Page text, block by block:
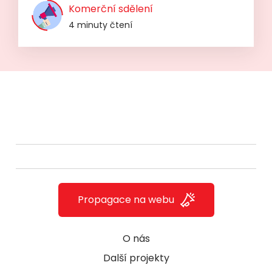
Komerční sdělení
4 minuty čtení
O nás
Další projekty
Propagace na webu